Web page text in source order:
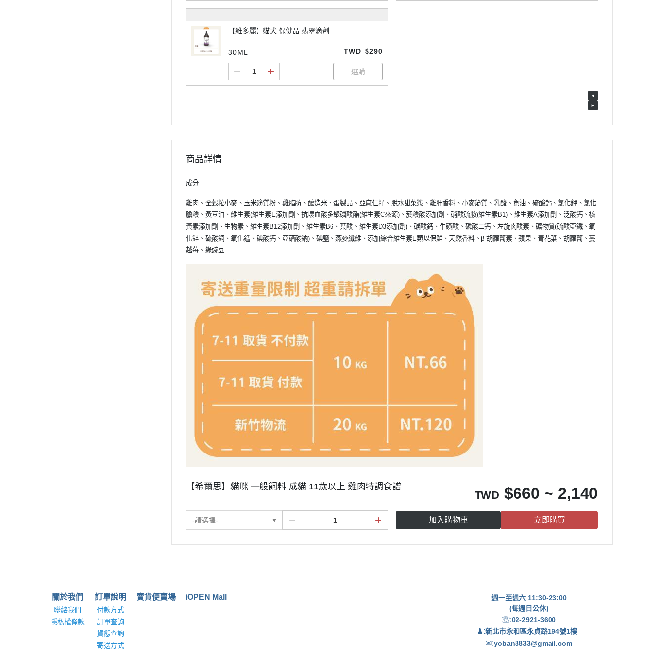
【維多麗】貓犬 保健品 翡翠滴劑
30ML TWD $290
商品詳情
成分
雞肉、全穀粒小麥、玉米筋質粉、雞脂肪、釀造米、蛋製品、亞麻仁籽、脫水甜菜漿、雞肝香料、小麥筋質、乳酸、魚油、硫酸鈣、氯化鉀、氯化
膽鹼、黃豆油、維生素(維生素E添加劑、抗壞血酸多聚磷酸酯(維生素C來源)、菸鹼酸添加劑、硝酸硫胺(維生素B1)、維生素A添加劑、泛酸鈣、核
黃素添加劑、生物素、維生素B12添加劑、維生素B6、葉酸、維生素D3添加劑)、碳酸鈣、牛磺酸、磷酸二鈣、左旋肉酸素、礦物質(硫酸亞鐵、氧
化鋅、硫酸銅、氧化錳、碘酸鈣、亞硒酸鈉)、碘鹽、燕麥纖維、添加綜合維生素E類以保鮮、天然香料、β-胡蘿蔔素、蘋果、青花菜、胡蘿蔔、蔓
越莓、綠豌豆
【希爾思】貓咪 一般飼料 成貓 11歲以上 雞肉特調食譜
TWD $660 ~ 2,140
-請選擇- 加入購物車 立即購買
關於我們
聯絡我們
隱私權條款
訂單說明
付款方式
訂單查詢
貨態查詢
寄送方式
賣貨便賣場 iOPEN Mall
週一至週六 11:30-23:00
(每週日公休)
☏:02-2921-3600
♟:新北市永和區永貞路194號1樓
✉:yoban8833@gmail.com